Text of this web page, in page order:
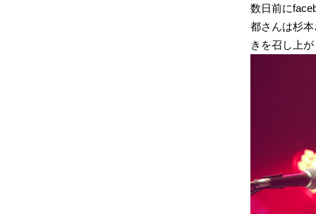
数日前に
都さんは杉
きを召し上